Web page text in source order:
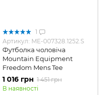
1
Артикул: ME-007328.1252.S
Футболка чоловіча
Mountain Equipment
Freedom Mens Tee
1 016 грн 1 451 грн
В наявності